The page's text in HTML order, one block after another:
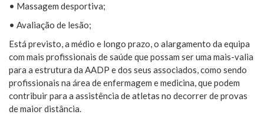
• Massagem desportiva;
• Avaliação de lesão;
Está previsto, a médio e longo prazo, o alargamento da equipa
com mais profissionais de saúde que possam ser uma mais-valia
para a estrutura da AADP e dos seus associados, como sendo
profissionais na área de enfermagem e medicina, que podem
contribuir para a assistência de atletas no decorrer de provas
de maior distância.